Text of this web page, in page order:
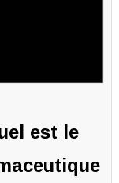
est le